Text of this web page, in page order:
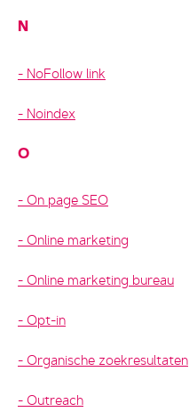
N
NoFollow link
Noindex
O
On page SEO
Online marketing
Online marketing bureau
Opt-in
Organische zoekresultaten
Outreach